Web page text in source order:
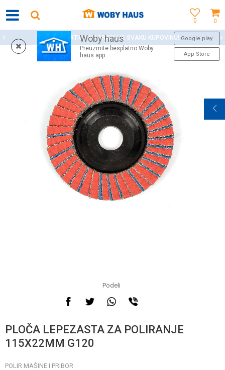
0
0
Woby haus
Preuzmite besplatno Woby
haus app
Google play
App Store
WOBY KARTICA NAGRAĐUJE SVAKU KUPOVINU!
Podeli
PLOČA LEPEZASTA ZA POLIRANJE
115X22MM G120
POLIR MAŠINE I PRIBOR